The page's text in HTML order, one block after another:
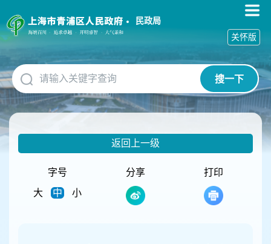
障
碍
作
说
明
跳
到
网
民政局
搜一下
关怀版
返回上一级
字号
大
中 小
分享 打印